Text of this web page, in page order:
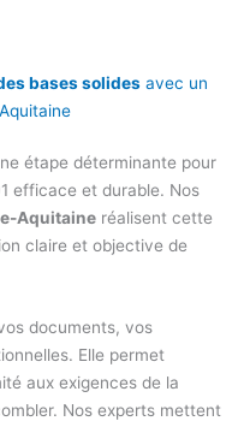
bases solides avec un
étape déterminante pour
efficace et durable. Nos
Aquitaine réalisent cette
claire et objective de
documents, vos
Elle permet
aux exigences de la
Nos experts mettent